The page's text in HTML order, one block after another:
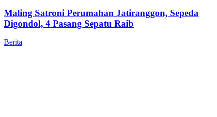
Maling Satroni Perumahan Jatiranggon, Sepeda
Digondol, 4 Pasang Sepatu Raib
Berita